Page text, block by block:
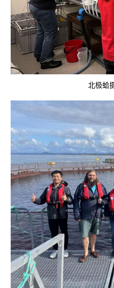
北极蛤